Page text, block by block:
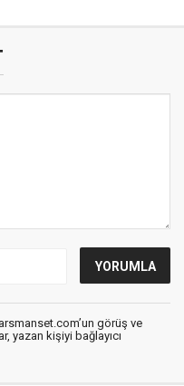
görüş ve
yazan kişiyi bağlayıcı